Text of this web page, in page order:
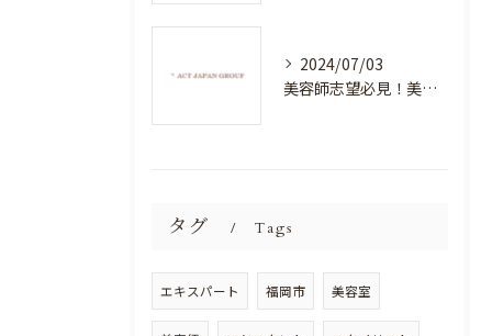
2024/07/03
美容師志望必見！美容室NEWSTANDARDで最高のスキルアップを目指そう！
タグ Tags
エキスパート 福岡市 美容室